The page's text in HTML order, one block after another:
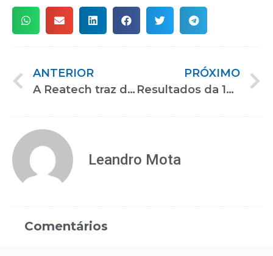
ANTERIOR
A Reatech traz diversão e entretenimento como auxílio para educação infantil
PRÓXIMO
Resultados da 17ª Reatech trazem novas perspectivas para o setor de reabilitação, inclusão e acessibilidade
Leandro Mota
Comentários